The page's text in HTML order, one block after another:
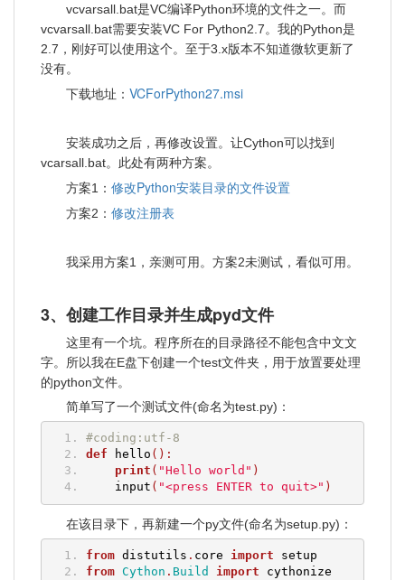
vcvarsall.bat是VC编译Python环境的文件之一。而
vcvarsall.bat需要安装VC For Python2.7。我的Python是
2.7，刚好可以使用这个。至于3.x版本不知道微软更新了
没有。
下载地址： VCForPython27.msi
安装成功之后，再修改设置。让Cython可以找到
vcarsall.bat。此处有两种方案。
方案1： 修改Python安装目录的文件设置
方案2： 修改注册表
我采用方案1，亲测可用。方案2未测试，看似可用。
3、创建工作目录并生成pyd文件
这里有一个坑。程序所在的目录路径不能包含中文文
字。所以我在E盘下创建一个test文件夹，用于放置要处理
的python文件。
简单写了一个测试文件(命名为test.py)：
#coding:utf-8
def hello ():
print ( "Hello world" )
input ( "<press ENTER to quit>" )
在该目录下，再新建一个py文件(命名为setup.py)：
from distutils . core import setup
from Cython . Build import cythonize